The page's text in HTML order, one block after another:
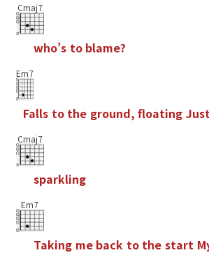
Cmaj7
who’s to blame?
Em7
Falls to the ground, foating Jus
Cmaj7
sparkling
Em7
Taking me back to the start M